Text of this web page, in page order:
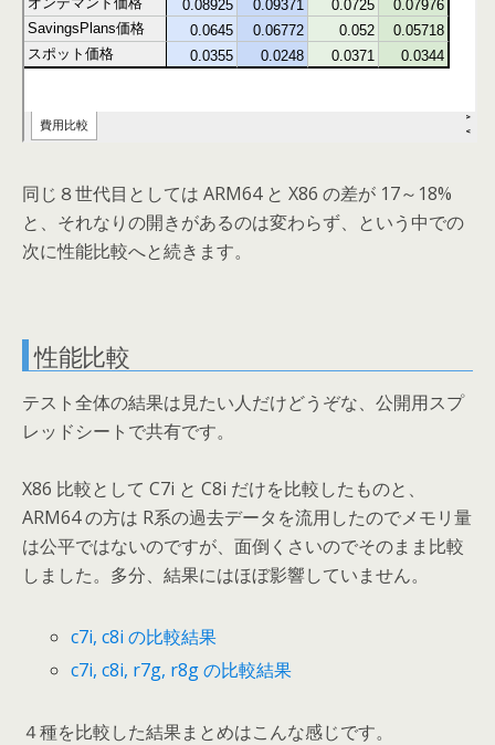
同じ８世代目としては ARM64 と X86 の差が 17～18%
と、それなりの開きがあるのは変わらず、という中での
次に性能比較へと続きます。
性能比較
テスト全体の結果は見たい人だけどうぞな、公開用スプ
レッドシートで共有です。
X86 比較として C7i と C8i だけを比較したものと、
ARM64 の方は R系の過去データを流用したのでメモリ量
は公平ではないのですが、面倒くさいのでそのまま比較
しました。多分、結果にはほぼ影響していません。
c7i, c8i の比較結果
c7i, c8i, r7g, r8g の比較結果
４種を比較した結果まとめはこんな感じです。